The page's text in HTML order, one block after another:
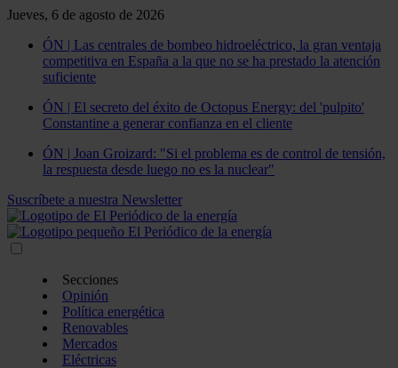
Jueves, 6 de agosto de 2026
ÓN | Las centrales de bombeo hidroeléctrico, la gran ventaja
competitiva en España a la que no se ha prestado la atención
suficiente
ÓN | El secreto del éxito de Octopus Energy: del 'pulpito'
Constantine a generar confianza en el cliente
ÓN | Joan Groizard: "Si el problema es de control de tensión,
la respuesta desde luego no es la nuclear"
Suscríbete a nuestra Newsletter
Secciones
Opinión
Política energética
Renovables
Mercados
Eléctricas